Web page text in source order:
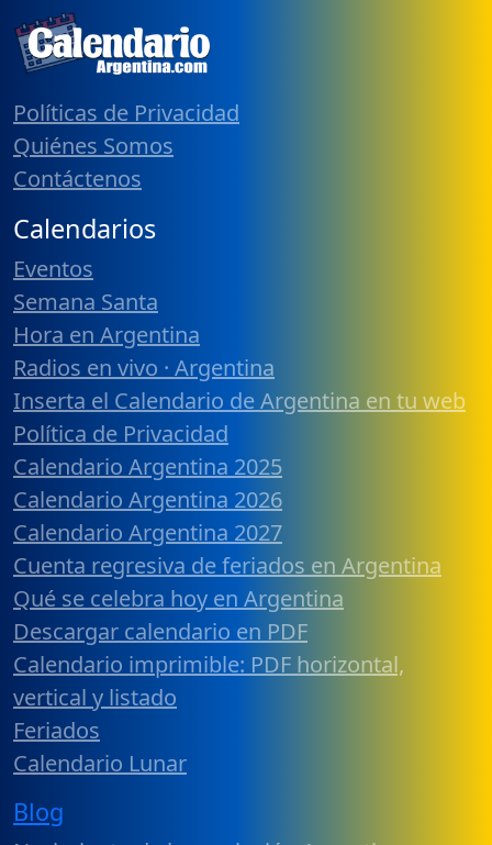
Políticas de Privacidad
Quiénes Somos
Contáctenos
Calendarios
Eventos
Semana Santa
Hora en Argentina
Radios en vivo · Argentina
Inserta el Calendario de Argentina en tu web
Política de Privacidad
Calendario Argentina 2025
Calendario Argentina 2026
Calendario Argentina 2027
Cuenta regresiva de feriados en Argentina
Qué se celebra hoy en Argentina
Descargar calendario en PDF
Calendario imprimible: PDF horizontal,
vertical y listado
Feriados
Calendario Lunar
Blog